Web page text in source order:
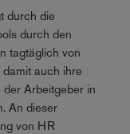
durch die
durch den
tagtäglich von
auch ihre
Arbeitgeber in
An dieser
von HR